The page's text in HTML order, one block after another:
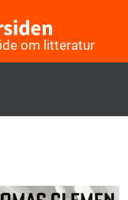
om litteratur